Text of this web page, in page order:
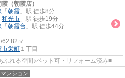
（朝霞店）
「 朝霞 」駅 徒歩8分
和光市 」駅 徒歩19分
「 朝霞台 」駅 徒歩44分
62.82㎡
市栄町 １丁目
ふれる空間♪ペット可・リフォーム済み■
ンション